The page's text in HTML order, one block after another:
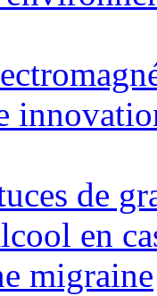
de
en
migraine